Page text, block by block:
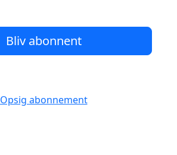
Bliv abonnent
Opsig abonnement